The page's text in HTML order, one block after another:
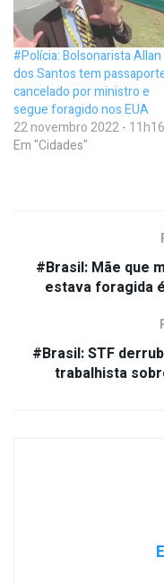
#Polícia: Bolsonarista Allan
dos Santos tem
cancelado por ministro e
segue foragido nos EUA
22 novembro 2022 - 11h16
Em "Cidades"
#Brasil: Mãe que
estava foragida
#Brasil: STF
trabalhista